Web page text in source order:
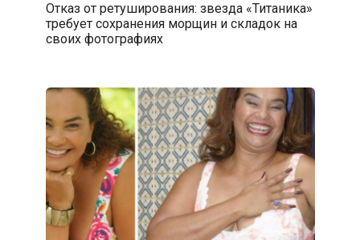
Отказ от ретуширования: звезда «Титаника»
требует сохранения морщин и складок на
своих фотографиях